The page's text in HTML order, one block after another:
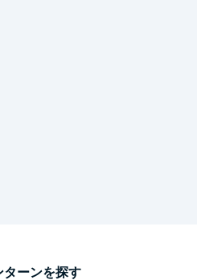
ターンを探す